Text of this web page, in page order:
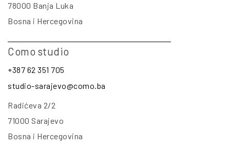
78000 Banja Luka
Bosna i Hercegovina
Como studio
+387 62 351 705
studio-sarajevo@como.ba
Radićeva 2/2
71000 Sarajevo
Bosna i Hercegovina